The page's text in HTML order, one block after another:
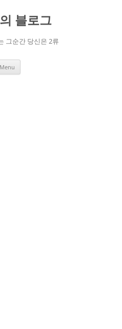
블로그
그순간 당신은 2류
Menu